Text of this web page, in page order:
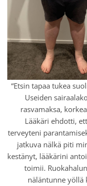
“Etsin tapaa tukea
Useiden
rasvamaksa,
Lääkäri ehdotti,
terveyteni
jatkuva nälkä piti
kestänyt, lääkärini
toimii.
näläntunne yöllä